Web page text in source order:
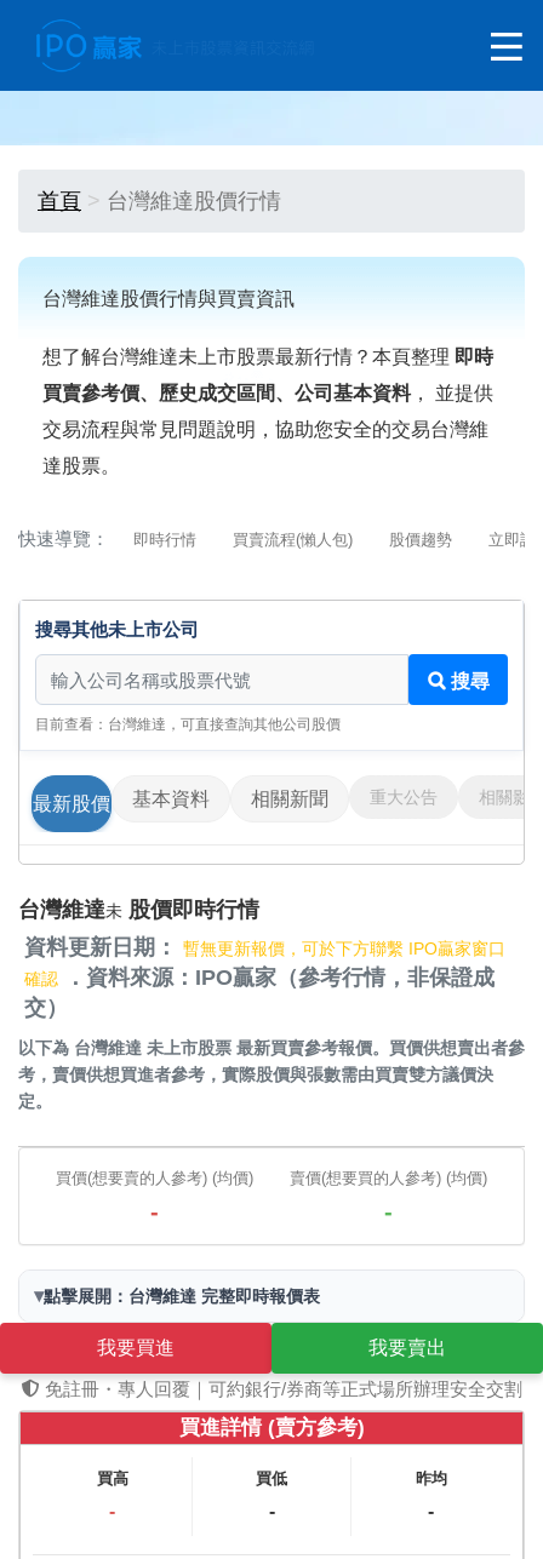
首頁 台灣維達股價行情
台灣維達股價行情與買賣資訊
想了解台灣維達未上市股票最新行情？本頁整理 即時
買賣參考價、歷史成交區間、公司基本資料， 並提供
交易流程與常見問題說明，協助您安全的交易台灣維
達股票。
快速導覽： 即時行情 買賣流程(懶人包) 股價趨勢 立即詢
搜尋其他未上市公司
搜尋其他未上市公司
搜尋
目前查看：台灣維達，可直接查詢其他公司股價
最新股價 基本資料 相關新聞 重大公告 相關影
台灣維達未 股價即時行情
資料更新日期：
暫無更新報價，可於下方聯繫 IPO贏家窗口
確認
．資料來源：IPO贏家（參考行情，非保證成
交）
以下為 台灣維達 未上市股票 最新買賣參考報價。買價供想賣出者參
考，賣價供想買進者參考，實際股價與張數需由買賣雙方議價決
定。
買價(想要賣的人參考) (均價)
-
賣價(想要買的人參考) (均價)
-
▾點擊展開：台灣維達 完整即時報價表
我要買進
我要賣出
免註冊・專人回覆｜可約銀行/券商等正式場所辦理安全交割
買進詳情 (賣方參考)
買高
-
買低
-
昨均
-